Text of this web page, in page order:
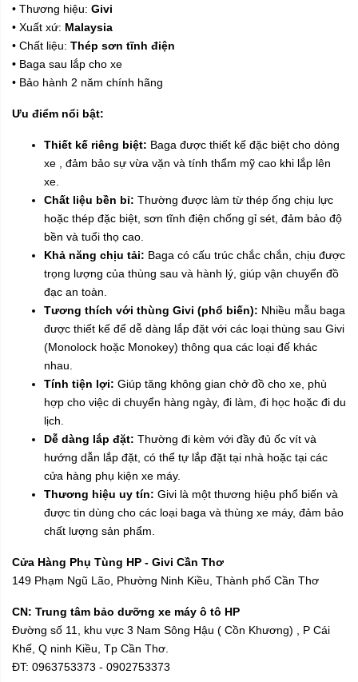
• Thương hiệu: Givi
• Xuất xứ: Malaysia
• Chất liệu: Thép sơn tĩnh điện
• Baga sau lắp cho xe
• Bảo hành 2 năm chính hãng
Ưu điểm nổi bật:
Thiết kế riêng biệt: Baga được thiết kế đặc biệt cho dòng
xe , đảm bảo sự vừa vặn và tính thẩm mỹ cao khi lắp lên
xe.
Chất liệu bền bỉ: Thường được làm từ thép ống chịu lực
hoặc thép đặc biệt, sơn tĩnh điện chống gỉ sét, đảm bảo độ
bền và tuổi thọ cao.
Khả năng chịu tải: Baga có cấu trúc chắc chắn, chịu được
trọng lượng của thùng sau và hành lý, giúp vận chuyển đồ
đạc an toàn.
Tương thích với thùng Givi (phổ biến): Nhiều mẫu baga
được thiết kế để dễ dàng lắp đặt với các loại thùng sau Givi
(Monolock hoặc Monokey) thông qua các loại đế khác
nhau.
Tính tiện lợi: Giúp tăng không gian chở đồ cho xe, phù
hợp cho việc di chuyển hàng ngày, đi làm, đi học hoặc đi du
lịch.
Dễ dàng lắp đặt: Thường đi kèm với đầy đủ ốc vít và
hướng dẫn lắp đặt, có thể tự lắp đặt tại nhà hoặc tại các
cửa hàng phụ kiện xe máy.
Thương hiệu uy tín: Givi là một thương hiệu phổ biến và
được tin dùng cho các loại baga và thùng xe máy, đảm bảo
chất lượng sản phẩm.
Cửa Hàng Phụ Tùng HP - Givi Cần Thơ
149 Phạm Ngũ Lão, Phường Ninh Kiều, Thành phố Cần Thơ
CN: Trung tâm bảo dưỡng xe máy ô tô HP
Đường số 11, khu vực 3 Nam Sông Hậu ( Cồn Khương) , P Cái
Khế, Q ninh Kiều, Tp Cần Thơ.
ĐT: 0963753373 - 0902753373